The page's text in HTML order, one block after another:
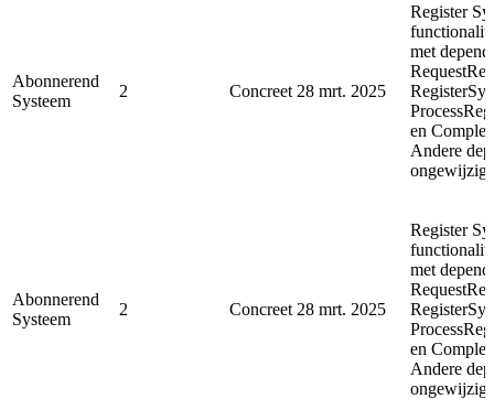
Abonnerend
Systeem
2 Concreet 28 mrt. 2025
Register
met
en
Andere
Abonnerend
Systeem
2 Concreet 28 mrt. 2025
Register
met
en
Andere